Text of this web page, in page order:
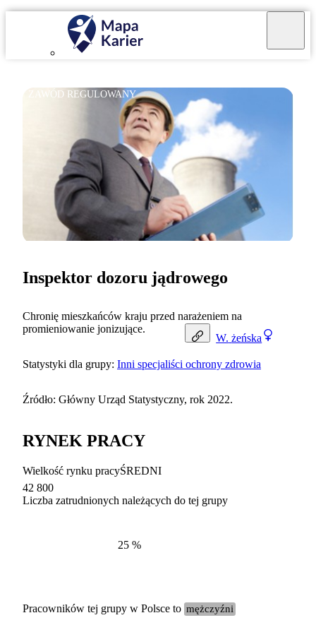
ZAWÓD REGULOWANY
W. żeńska
Inspektor dozoru jądrowego
Chronię mieszkańców kraju przed narażeniem na
promieniowanie jonizujące.
Statystyki dla grupy: Inni specjaliści ochrony zdrowia
Źródło: Główny Urząd Statystyczny, rok 2022.
RYNEK PRACY
Wielkość rynku pracyŚREDNI
42 800
Liczba zatrudnionych należących do tej grupy
25 %
Pracowników tej grupy w Polsce to mężczyźni